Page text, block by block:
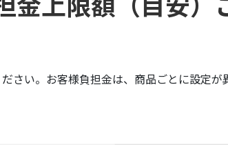
さい。お客様負担金は、商品ごとに設定